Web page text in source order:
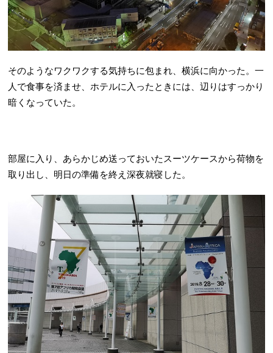
そのようなワクワクする気持ちに包まれ、横浜に向かった。一
人で食事を済ませ、ホテルに入ったときには、辺りはすっかり
暗くなっていた。
部屋に入り、あらかじめ送っておいたスーツケースから荷物を
取り出し、明日の準備を終え深夜就寝した。